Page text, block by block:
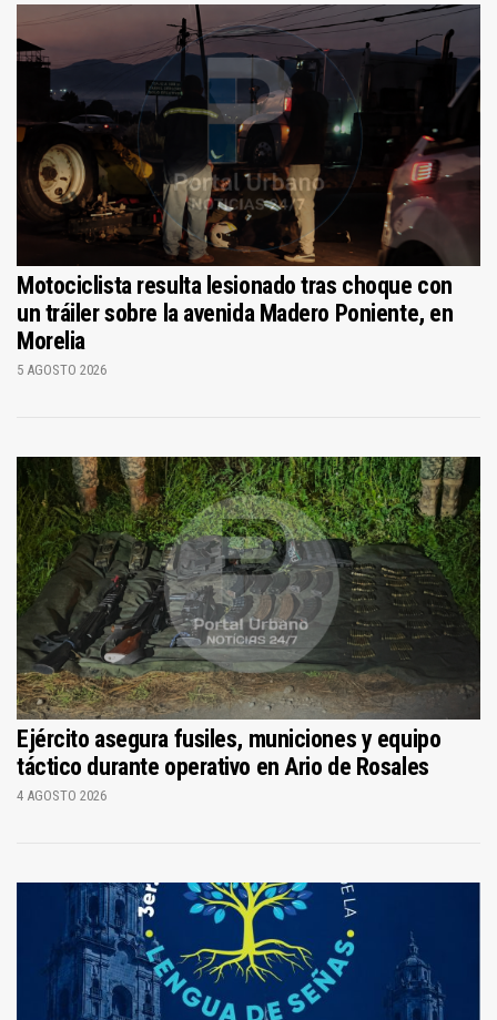
Motociclista resulta lesionado tras choque con
un tráiler sobre la avenida Madero Poniente, en
Morelia
5 AGOSTO 2026
Ejército asegura fusiles, municiones y equipo
táctico durante operativo en Ario de Rosales
4 AGOSTO 2026